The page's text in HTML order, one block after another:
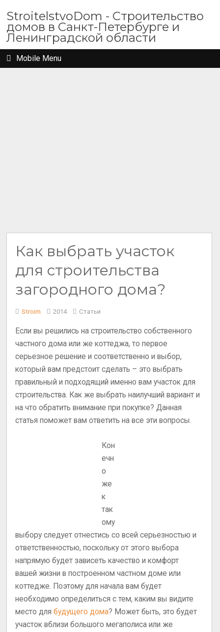
StroitelstvoDom - Строительство
домов в Санкт-Петербурге и
Ленинградской области
Mobile Menu
Как выбрать участок
для строительства
загородного дома?
Stroim 2014 Статьи
Если вы решились на строительство собственного
частного дома или же коттеджа, то первое
серьезное решение и соответственно и выбор,
который вам предстоит сделать – это выбрать
правильный и подходящий именно вам участок для
строительства. Как же выбрать наилучший вариант и
на что обратить внимание при покупке? Данная
статья поможет вам ответить на все эти вопросы.
Кон
ечн
о
же
к
так
ому
выбору следует отнестись со всей серьезностью и
ответственностью, поскольку от этого выбора
напрямую будет зависеть качество и комфорт
вашей жизни в построенном частном доме или
коттедже. Поэтому для начала вам будет
необходимо определиться с тем, каким вы видите
место длябудущего дома? Может быть, это будет
участок вблизи большого мегаполиса или же